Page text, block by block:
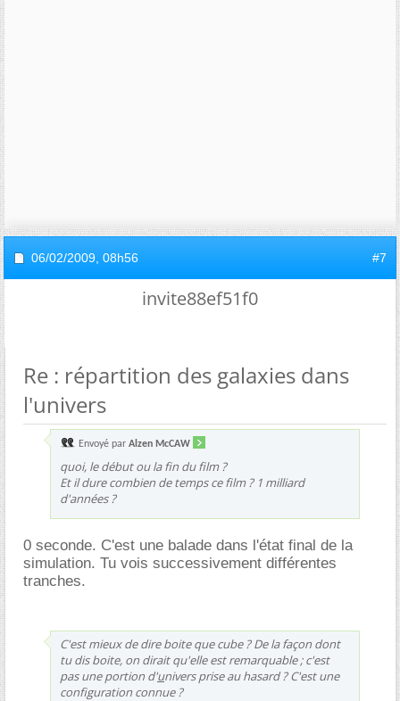
06/02/2009, 08h56 #7
invite88ef51f0
Re : répartition des galaxies dans
l'univers
Envoyé par Alzen McCAW
quoi, le début ou la fin du film ?
Et il dure combien de temps ce film ? 1 milliard
d'années ?
0 seconde. C'est une balade dans l'état final de la
simulation. Tu vois successivement différentes
tranches.
C'est mieux de dire boite que cube ? De la façon dont
tu dis boite, on dirait qu'elle est remarquable ; c'est
pas une portion d'univers prise au hasard ? C'est une
configuration connue ?